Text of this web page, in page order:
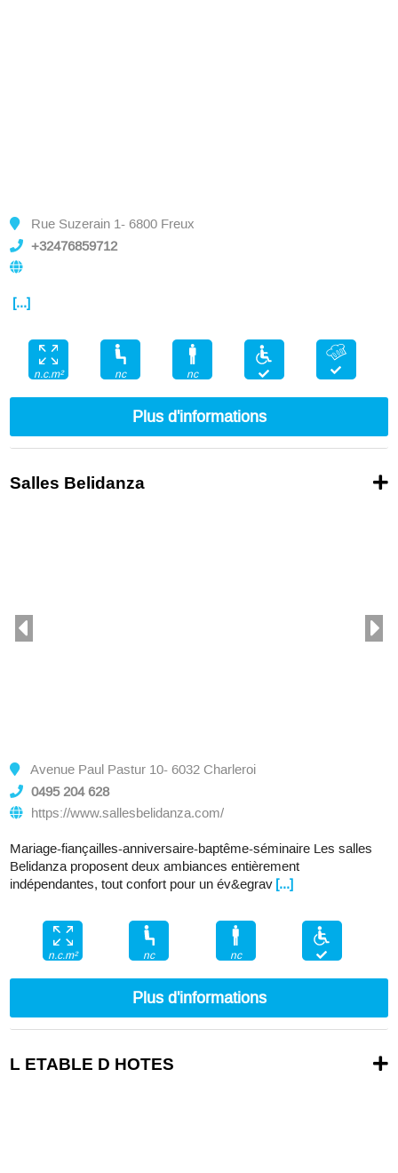
Rue Suzerain 1- 6800 Freux
+32476859712
[...]
n.c.m² nc nc
Plus d'informations
Salles Belidanza
Avenue Paul Pastur 10- 6032 Charleroi
0495 204 628
https://www.sallesbelidanza.com/
Mariage-fiançailles-anniversaire-baptême-séminaire Les salles
Belidanza proposent deux ambiances entièrement
indépendantes, tout confort pour un év&egrav [...]
n.c.m² nc nc
Plus d'informations
L ETABLE D HOTES